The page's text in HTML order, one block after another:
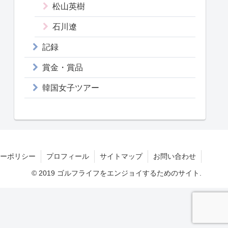
松山英樹
石川遼
記録
賞金・賞品
韓国女子ツアー
ポリシー プロフィール サイトマップ お問い合わせ
© 2019 ゴルフライフをエンジョイするためのサイト.